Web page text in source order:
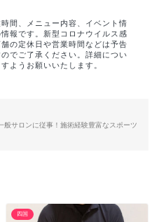
間、メニュー内容、イベント情
報です。新型コロナウイルス感
の定休日や営業時間などは予告
でご了承ください。詳細につい
ようお願いいたします。
般サロンに従事！施術経験豊富なスポーツ
四国